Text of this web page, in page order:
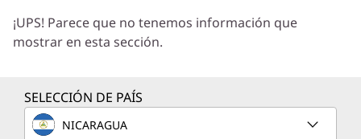
térmicamente para ofrecer eficiencia y
rendimiento. Con características térmicas
procesamiento y reduce el OPEX.
Las grandes empresas y las aplicaciones de
computación de alto rendimiento pueden
correcta para sus exclusivas necesidades
empresariales.
Servicios de Implementación
¡UPS! Parece que no tenemos información que
mostrar en esta sección.
SELECCIÓN DE PAÍS
NICARAGUA